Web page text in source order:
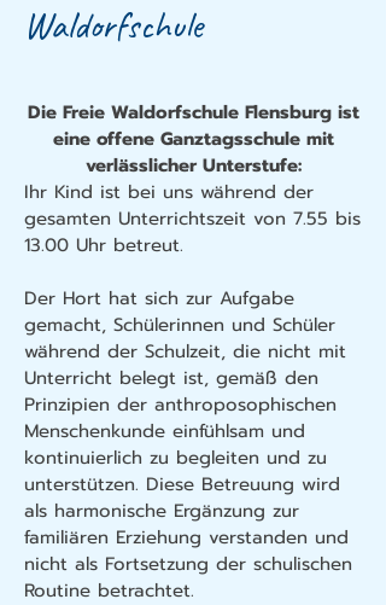
Waldorfschule
Die Freie Waldorfschule Flensburg ist
eine offene Ganztagsschule mit
verlässlicher Unterstufe:
Ihr Kind ist bei uns während der
gesamten Unterrichtszeit von 7.55 bis
13.00 Uhr betreut.
Der Hort hat sich zur Aufgabe
gemacht, Schülerinnen und Schüler
während der Schulzeit, die nicht mit
Unterricht belegt ist, gemäß den
Prinzipien der anthroposophischen
Menschenkunde einfühlsam und
kontinuierlich zu begleiten und zu
unterstützen. Diese Betreuung wird
als harmonische Ergänzung zur
familiären Erziehung verstanden und
nicht als Fortsetzung der schulischen
Routine betrachtet.